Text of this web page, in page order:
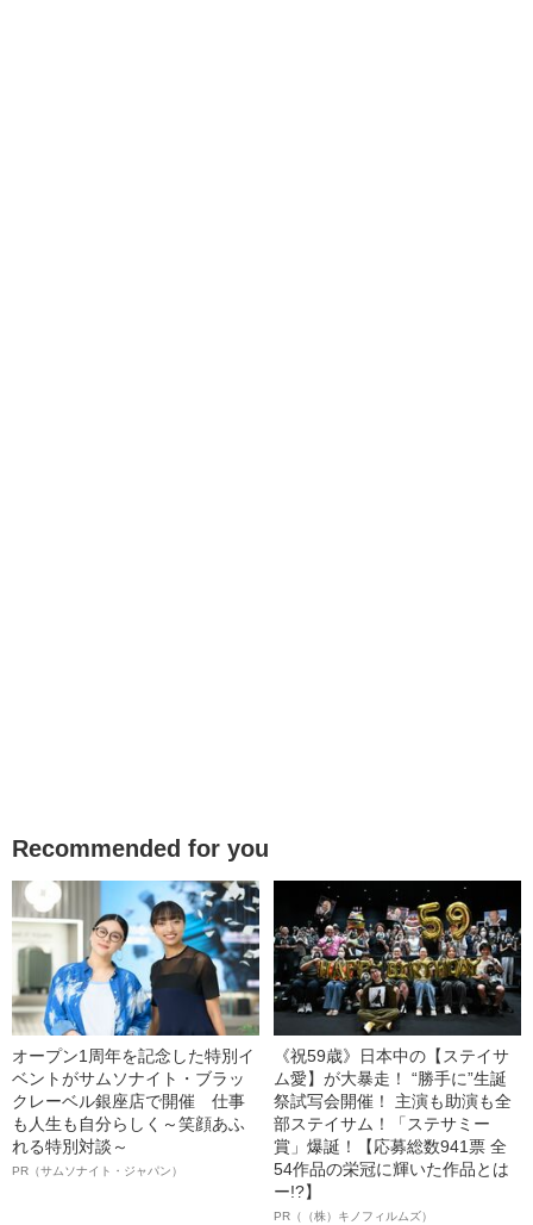
Recommended for you
オープン1周年を記念した特別イ
ベントがサムソナイト・ブラッ
クレーベル銀座店で開催 仕事
も人生も自分らしく～笑顔あふ
れる特別対談～
PR（サムソナイト・ジャパン）
《祝59歳》日本中の【ステイサ
ム愛】が大暴走！ “勝手に”生誕
祭試写会開催！ 主演も助演も全
部ステイサム！「ステサミー
賞」爆誕！【応募総数941票 全
54作品の栄冠に輝いた作品とは
ー!?】
PR（（株）キノフィルムズ）